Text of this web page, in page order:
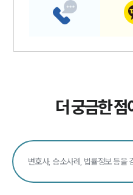
더 궁금한